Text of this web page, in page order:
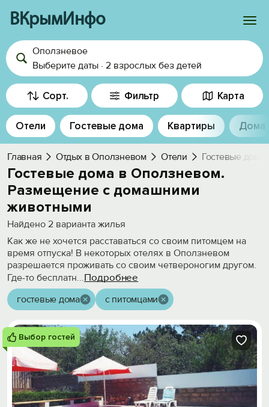
ВКрымИнфо
Войти
Избранное
История просмотра
Добавить свой объект
Оползневое
Выберите даты · 2 взрослых без детей
Сорт. Фильтр Карта
Отели Гостевые дома Квартиры Дома
Главная Отдых в Оползневом Отели Гостевые
Гостевые дома в Оползневом.
Размещение с домашними
животными
Найдено 2 варианта жилья
Как же не хочется расставаться со своим питомцем на
время отпуска! В некоторых отелях в Оползневом
разрешается проживать со своим четвероногим другом.
Где-то бесплатн...Подробнее
гостевые дома с питомцами
Выбор гостей